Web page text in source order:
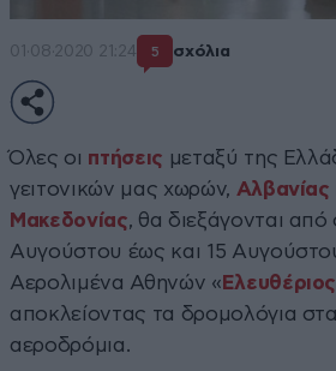
01·08·2020 21:24 5 σχόλια
Όλες οι πτήσεις μεταξύ της
γειτονικών μας χωρών, Αλβανίας
Μακεδονίας, θα διεξάγονται από
Αυγούστου έως και 15
Αερολιμένα Αθηνών «
αποκλείοντας τα δρομολόγια
αεροδρόμια.